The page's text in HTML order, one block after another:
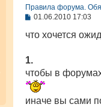
Правила форума.
С
о
и
е
01.06.2010 17:03
что хочется
1.
чтобы в
иначе вы сами